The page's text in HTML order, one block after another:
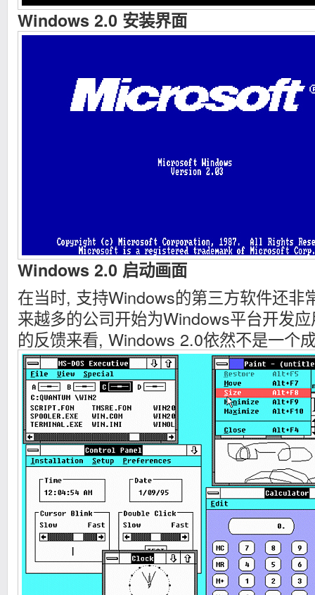
Windows 2.0 安装界面
Windows 2.0 启动画面
在当时, 支持Windows的第三方软件还非
来越多的公司开始为Windows平台开发
的反馈来看, Windows 2.0依然不是一个